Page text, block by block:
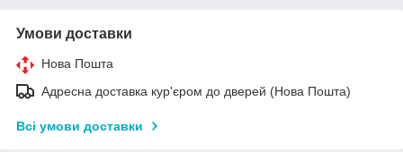
Умови доставки
Нова Пошта
Адресна доставка кур'єром до дверей (Нова Пошта)
Всі умови доставки